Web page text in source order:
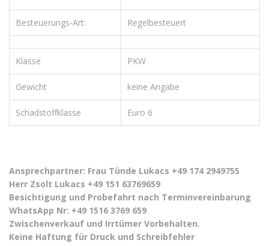
Besteuerungs-Art: Regelbesteuert
Klasse PKW
Gewicht keine Angabe
Schadstoffklasse Euro 6
Ansprechpartner: Frau Tünde Lukacs +49 174 2949755
Herr Zsolt Lukacs +49 151 63769659
Besichtigung und Probefahrt nach Terminvereinbarung
WhatsApp Nr: +49 1516 3769 659
Zwischenverkauf und Irrtümer Vorbehalten.
Keine Haftung für Druck und Schreibfehler